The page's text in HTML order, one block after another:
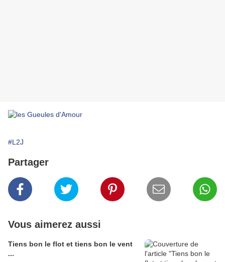
#L2J
Partager
Vous aimerez aussi
Tiens bon le flot et tiens bon le vent
...